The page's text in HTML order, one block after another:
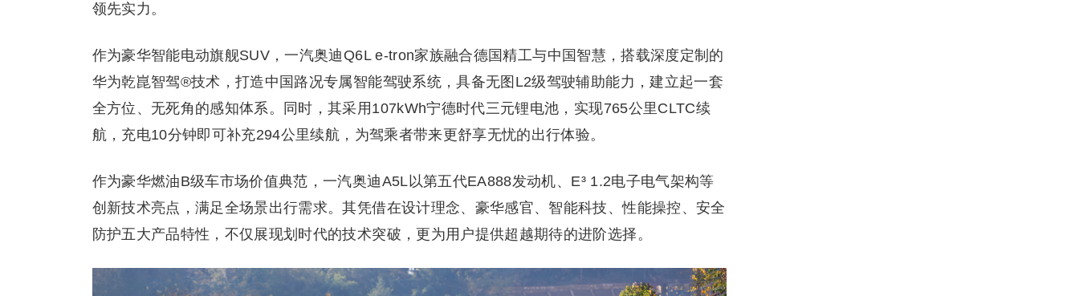
领先实力。
作为豪华智能电动旗舰SUV，一汽奥迪Q6L e-tron家族融合德国精工与中国智慧，搭载深度定制的
华为乾崑智驾®技术，打造中国路况专属智能驾驶系统，具备无图L2级驾驶辅助能力，建立起一套
全方位、无死角的感知体系。同时，其采用107kWh宁德时代三元锂电池，实现765公里CLTC续
航，充电10分钟即可补充294公里续航，为驾乘者带来更舒享无忧的出行体验。
作为豪华燃油B级车市场价值典范，一汽奥迪A5L以第五代EA888发动机、E³ 1.2电子电气架构等
创新技术亮点，满足全场景出行需求。其凭借在设计理念、豪华感官、智能科技、性能操控、安全
防护五大产品特性，不仅展现划时代的技术突破，更为用户提供超越期待的进阶选择。